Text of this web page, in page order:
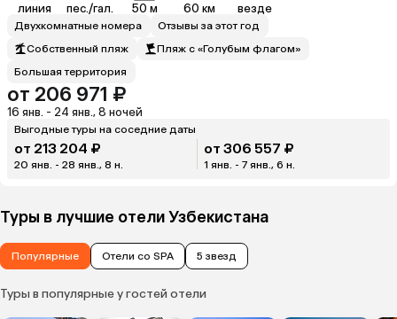
линия пес./гал. 50 м 60 км везде
Двухкомнатные номера
Отзывы за этот год
Собственный пляж
Пляж с «Голубым флагом»
Большая территория
от 206 971 ₽
16 янв. - 24 янв., 8 ночей
Выгодные туры на соседние даты
от 213 204 ₽
20 янв. - 28 янв., 8 н.
от 306 557 ₽
1 янв. - 7 янв., 6 н.
Туры в лучшие отели Узбекистана
Популярные Отели со SPA 5 звезд
Туры в популярные у гостей отели